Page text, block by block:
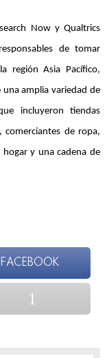
Now y Qualtrics
de tomar
región Asia Pacífico,
amplia variedad de
incluyeron tiendas
comerciantes de ropa,
y una cadena de
FACEBOOK